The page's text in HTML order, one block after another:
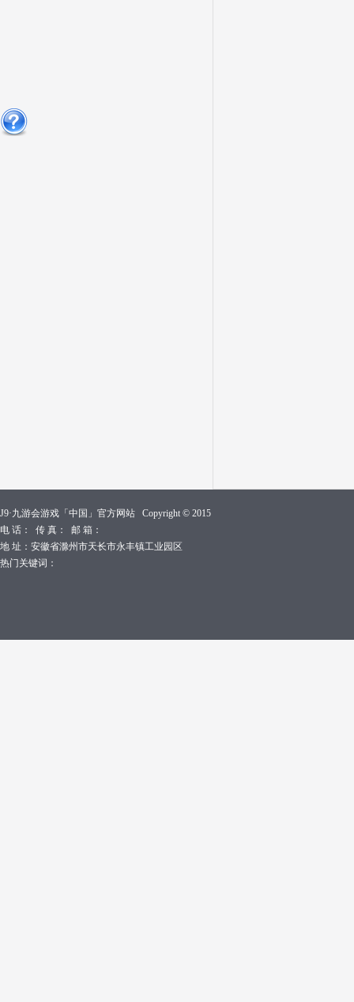
J9·九游会游戏「中国」官方网站 Copyright © 2015
电 话： 传 真： 邮 箱：
地 址：安徽省滁州市天长市永丰镇工业园区
热门关键词：